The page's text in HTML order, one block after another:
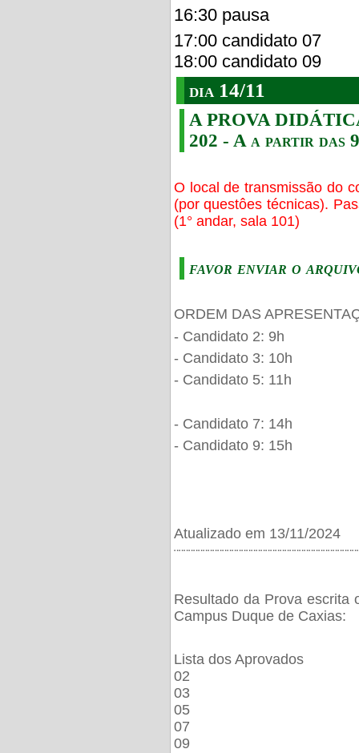
16:30 pausa
17:00 candidato 07
18:00 candidato 09
dia 14/11
A PROVA
202 - A a partir das
O local de transmissão do
(por questôes técnicas).
(1° andar, sala 101)
favor enviar o
ORDEM DAS
- Candidato 2: 9h
- Candidato 3: 10h
- Candidato 5: 11h
- Candidato 7: 14h
- Candidato 9: 15h
Atualizado em 13/11/2024
Resultado da Prova escrita
Campus Duque de Caxias:
Lista dos Aprovados
02
03
05
07
09